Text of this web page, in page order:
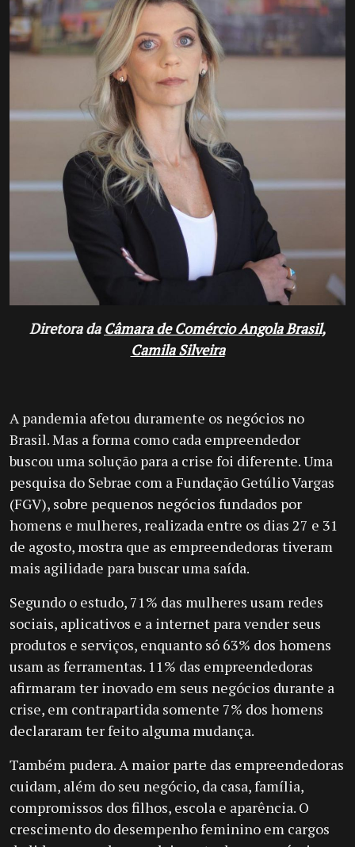
Diretora da Câmara de Comércio Angola Brasil,
Camila Silveira
A pandemia afetou duramente os negócios no
Brasil. Mas a forma como cada empreendedor
buscou uma solução para a crise foi diferente. Uma
pesquisa do Sebrae com a Fundação Getúlio Vargas
(FGV), sobre pequenos negócios fundados por
homens e mulheres, realizada entre os dias 27 e 31
de agosto, mostra que as empreendedoras tiveram
mais agilidade para buscar uma saída.
Segundo o estudo, 71% das mulheres usam redes
sociais, aplicativos e a internet para vender seus
produtos e serviços, enquanto só 63% dos homens
usam as ferramentas. 11% das empreendedoras
afirmaram ter inovado em seus negócios durante a
crise, em contrapartida somente 7% dos homens
declararam ter feito alguma mudança.
Também pudera. A maior parte das empreendedoras
cuidam, além do seu negócio, da casa, família,
compromissos dos filhos, escola e aparência. O
crescimento do desempenho feminino em cargos